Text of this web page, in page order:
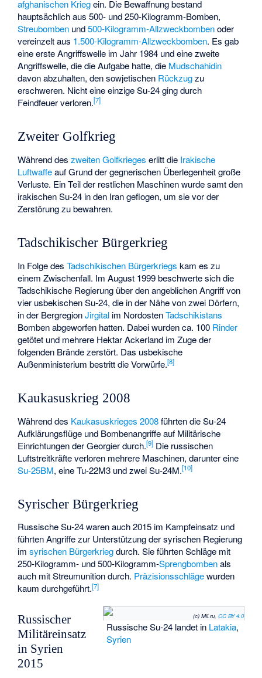
afghanischen Kriegein. Die Bewaffnung bestand
hauptsächlich aus 500- und 250-Kilogramm-Bomben,
Streubomben und500-Kilogramm-Allzweckbombenoder
vereinzelt aus 1.500-Kilogramm-Allzweckbomben. Es gab
eine erste Angriffswelle im Jahr 1984 und eine zweite
Angriffswelle, die die Aufgabe hatte, die Mudschahidin
davon abzuhalten, den sowjetischen Rückzugzu
erschweren. Nicht eine einzige Su-24 ging durch
Feindfeuer verloren.[7]
Zweiter Golfkrieg
Während deszweiten Golfkrieges erlitt die Irakische
Luftwaffeauf Grund der gegnerischen Überlegenheit große
Verluste. Ein Teil der restlichen Maschinen wurde samt den
irakischen Su-24 in den Iran geflogen, um sie vor der
Zerstörung zu bewahren.
Tadschikischer Bürgerkrieg
In Folge desTadschikischen Bürgerkriegs kam es zu
einem Zwischenfall. Im August 1999 beschwerte sich die
Tadschikische Regierung über den angeblichen Angriff von
vier usbekischen Su-24, die in der Nähe von zwei Dörfern,
in der BergregionJirgital im NordostenTadschikistans
Bomben abgeworfen hatten. Dabei wurden ca. 100 Rinder
getötet und mehrere Hektar Ackerland im Zuge der
folgenden Brände zerstört. Das usbekische
Außenministerium bestritt die Vorwürfe.[8]
Kaukasuskrieg 2008
Während des Kaukasuskrieges 2008führten die Su-24
Aufklärungsflüge und Bombenangriffe auf Militärische
Einrichtungen der Georgier durch.[9] Die russischen
Luftstreitkräfte verloren mehrere Maschinen, darunter eine
Su-25BM, eineTu-22M3 und zwei Su-24M.[10]
Syrischer Bürgerkrieg
Russische Su-24 waren auch 2015 im Kampfeinsatz und
führten Angriffe zur Unterstützung der syrischen Regierung
imsyrischen Bürgerkriegdurch. Sie führten Schläge mit
250-Kilogramm- und 500-Kilogramm-Sprengbombenals
auch mit Streumunition durch. Präzisionsschlägewurden
kaum durchgeführt.[7]
(c) Mil.ru, CC BY 4.0
Russische Su-24 landet in Latakia,
Syrien
Russischer
Militäreinsatz
in Syrien
2015